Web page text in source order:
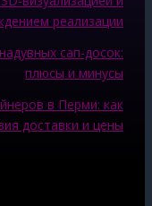
реализации
сап-досок:
плюсы и минусы
в Перми: как
доставки и цены